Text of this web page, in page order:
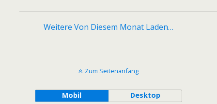
Weitere Von Diesem Monat Laden…
Zum Seitenanfang
Mobil Desktop